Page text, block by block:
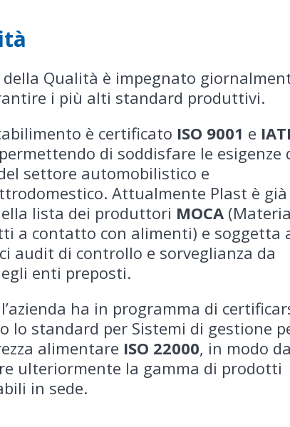
della Qualità è impegnato
i più alti standard produttivi.
è certificato ISO 9001 e
permettendo di soddisfare le esigenze
settore automobilistico e
Attualmente Plast è già
lista dei produttori MOCA
a contatto con alimenti) e soggetta
audit di controllo e sorveglianza da
enti preposti.
ha in programma di
lo standard per Sistemi di gestione
alimentare ISO 22000, in modo da
ulteriormente la gamma di prodotti
in sede.